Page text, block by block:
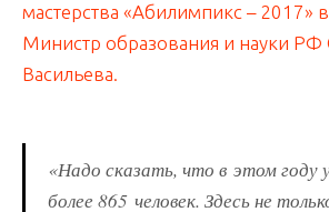
мастерства «Абилимпикс – 2017»
Министр образования и науки РФ
Васильева.
«Надо сказать, что в этом году
более 865 человек. Здесь не